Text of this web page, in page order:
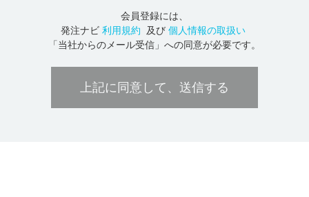
会員登録には、
発注ナビ 利用規約 及び 個人情報の取扱い
「当社からのメール受信」への同意が必要です。
上記に同意して、送信する